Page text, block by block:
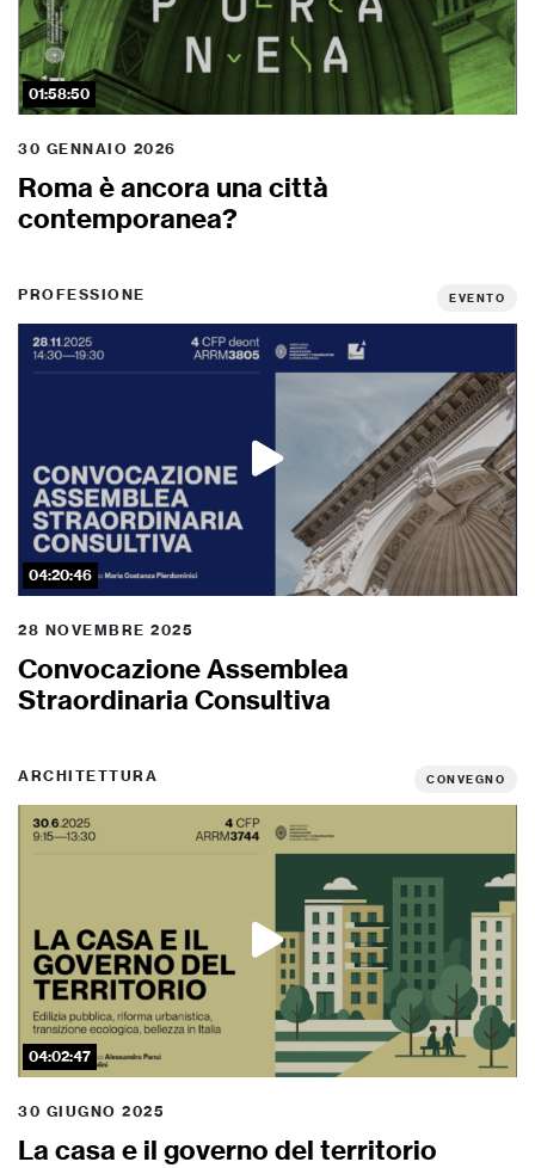
01:58:50
30 GENNAIO 2026
Roma è ancora una città
contemporanea?
PROFESSIONE EVENTO
04:20:46
28 NOVEMBRE 2025
Convocazione Assemblea
Straordinaria Consultiva
ARCHITETTURA CONVEGNO
04:02:47
30 GIUGNO 2025
La casa e il governo del territorio